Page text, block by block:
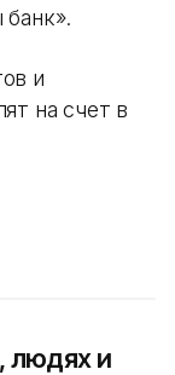
и
на счет в
людях и